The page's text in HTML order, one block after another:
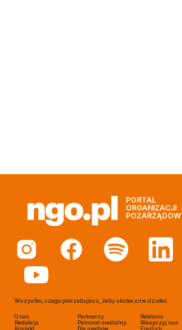
PORTAL
ORGANIZACJI
Wszystko, czego potrzebujesz, żeby skutecznie działać.
O nas
Redakcja
Kontakt
Partnerzy
Patronat medialny
Dla mediów
Reklama
Wesprzyj nas
English